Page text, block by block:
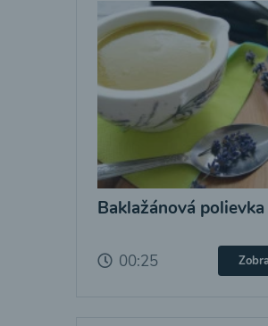
Baklažánová polievka
00:25